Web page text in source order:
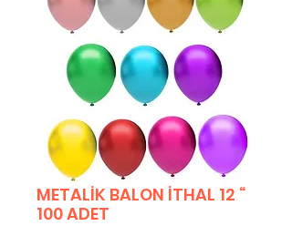
METALİK BALON İTHAL 12 “
100 ADET